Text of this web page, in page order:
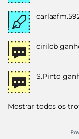
cirilob
S.Pinto
Mostrar todos os